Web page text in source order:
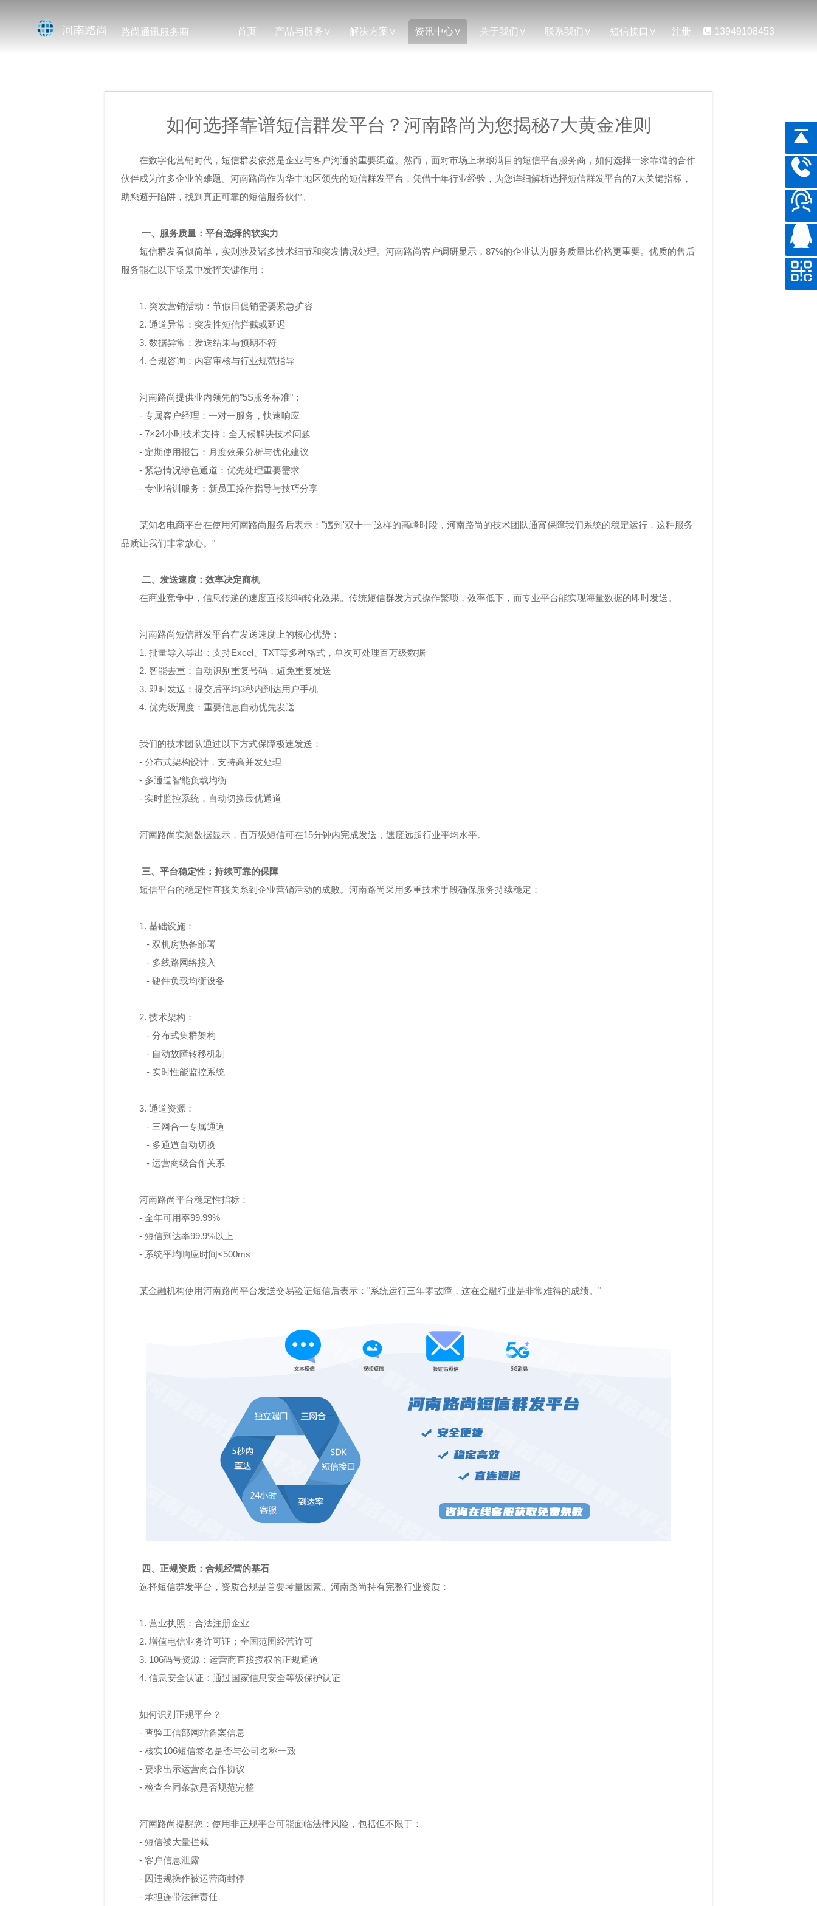
路尚通讯服务商 首页 产品与服务 解决方案 资讯中心 关于我们 联系我们 短信接口 注册 13949108453
如何选择靠谱短信群发平台？河南路尚为您揭秘7大黄金准则
在数字化营销时代， 短信群发依然是企业与客户沟通的重要渠道。然而，面对市场上琳琅满目的短信平台服务商，如何选择一家靠谱的合作
伙伴成为许多企业的难题。河南路尚作为华中地区领先的短信群发平台 ，凭借十年行业经验，为您详细解析选择短信群发平台的7大关键指标，
助您避开陷阱，找到真正可靠的短信服务伙伴。
一、服务质量：平台选择的软实力
短信群发看似简单，实则涉及诸多技术细节和突发情况处理。河南路尚客户调研显示，87%的企业认为服务质量比价格更重要。优质的售后
服务能在以下场景中发挥关键作用：
1. 突发营销活动：节假日促销需要紧急扩容
2. 通道异常：突发性短信拦截或延迟
3. 数据异常：发送结果与预期不符
4. 合规咨询：内容审核与行业规范指导
河南路尚提供业内领先的"5S服务标准"：
- 专属客户经理：一对一服务，快速响应
- 7×24小时技术支持：全天候解决技术问题
- 定期使用报告：月度效果分析与优化建议
- 紧急情况绿色通道：优先处理重要需求
- 专业培训服务：新员工操作指导与技巧分享
某知名电商平台在使用河南路尚服务后表示："遇到'双十一'这样的高峰时段，河南路尚的技术团队通宵保障我们系统的稳定运行，这种服务
品质让我们非常放心。"
二、发送速度：效率决定商机
在商业竞争中，信息传递的速度直接影响转化效果。传统短信群发方式操作繁琐，效率低下，而专业平台能实现海量数据的即时发送。
河南路尚短信群发平台在发送速度上的核心优势：
1. 批量导入导出：支持Excel、TXT等多种格式，单次可处理百万级数据
2. 智能去重：自动识别重复号码，避免重复发送
3. 即时发送：提交后平均3秒内到达用户手机
4. 优先级调度：重要信息自动优先发送
我们的技术团队通过以下方式保障极速发送：
- 分布式架构设计，支持高并发处理
- 多通道智能负载均衡
- 实时监控系统，自动切换最优通道
河南路尚实测数据显示，百万级短信可在15分钟内完成发送，速度远超行业平均水平。
三、平台稳定性：持续可靠的保障
短信平台的稳定性直接关系到企业营销活动的成败。河南路尚采用多重技术手段确保服务持续稳定：
1. 基础设施：
- 双机房热备部署
- 多线路网络接入
- 硬件负载均衡设备
2. 技术架构：
- 分布式集群架构
- 自动故障转移机制
- 实时性能监控系统
3. 通道资源：
- 三网合一专属通道
- 多通道自动切换
- 运营商级合作关系
河南路尚平台稳定性指标：
- 全年可用率99.99%
- 短信到达率99.9%以上
- 系统平均响应时间<500ms
某金融机构使用河南路尚平台发送交易验证短信后表示："系统运行三年零故障，这在金融行业是非常难得的成绩。"
四、正规资质：合规经营的基石
选择短信群发平台 ，资质合规是首要考量因素。河南路尚持有完整行业资质：
1. 营业执照：合法注册企业
2. 增值电信业务许可证：全国范围经营许可
3. 106码号资源：运营商直接授权的正规通道
4. 信息安全认证：通过国家信息安全等级保护认证
如何识别正规平台？
- 查验工信部网站备案信息
- 核实106短信签名是否与公司名称一致
- 要求出示运营商合作协议
- 检查合同条款是否规范完整
河南路尚提醒您：使用非正规平台可能面临法律风险，包括但不限于：
- 短信被大量拦截
- 客户信息泄露
- 因违规操作被运营商封停
- 承担连带法律责任